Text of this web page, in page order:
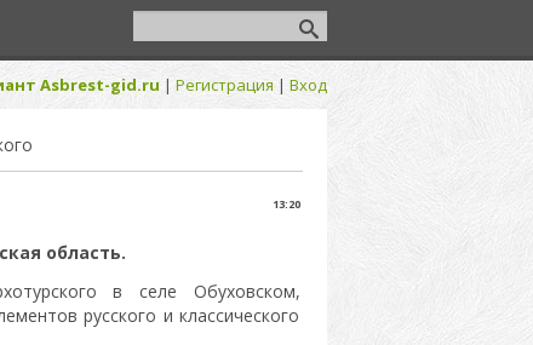
Asbrest-gid.ru | Регистрация | Вход
13:20
область.
в селе Обуховском,
русского и классического